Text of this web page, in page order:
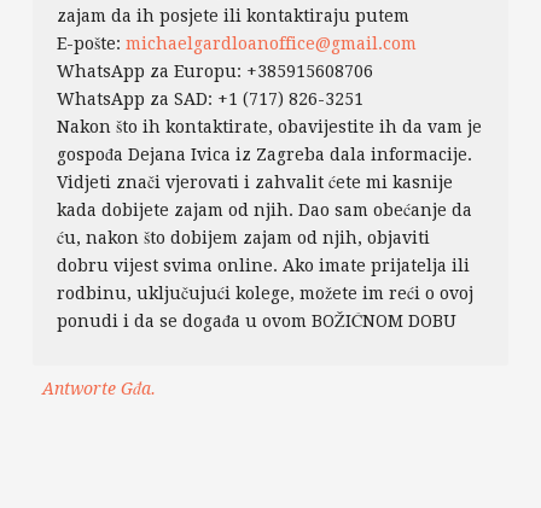
zajam da ih posjete ili kontaktiraju putem
E-pošte: michaelgardloanoffice@gmail.com
WhatsApp za Europu: +385915608706
WhatsApp za SAD: +1 (717) 826-3251
Nakon što ih kontaktirate, obavijestite ih da vam je
gospođa Dejana Ivica iz Zagreba dala informacije.
Vidjeti znači vjerovati i zahvalit ćete mi kasnije
kada dobijete zajam od njih. Dao sam obećanje da
ću, nakon što dobijem zajam od njih, objaviti
dobru vijest svima online. Ako imate prijatelja ili
rodbinu, uključujući kolege, možete im reći o ovoj
ponudi i da se događa u ovom BOŽIĆNOM DOBU
Antworte Gđa.